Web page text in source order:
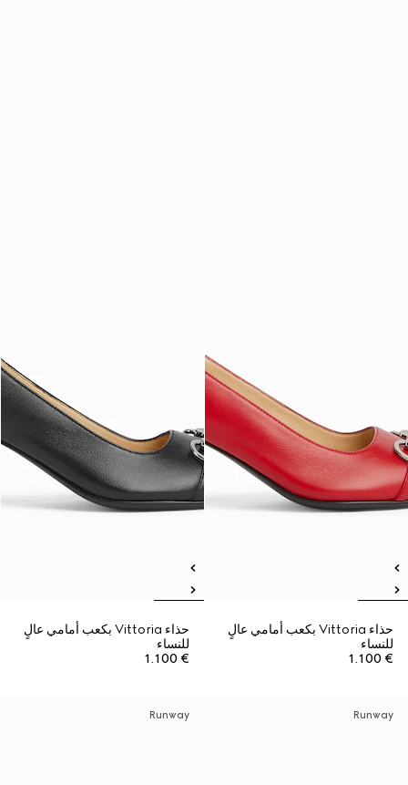
حذاء Vittoria بكعب أمامي عالٍ
للنساء
€ 1.100
حذاء Vittoria بكعب أمامي عالٍ
للنساء
€ 1.100
Runway
Runway